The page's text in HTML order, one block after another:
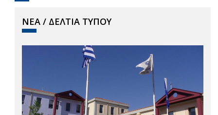
ΝΕΑ / ΔΕΛΤΙΑ ΤΥΠΟΥ